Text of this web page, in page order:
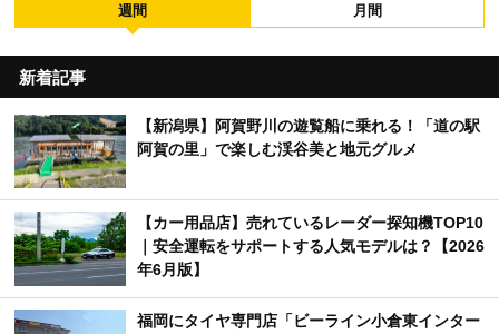
週間 月間
新着記事
【新潟県】阿賀野川の遊覧船に乗れる！「道の駅
阿賀の里」で楽しむ渓谷美と地元グルメ
【カー用品店】売れているレーダー探知機TOP10
｜安全運転をサポートする人気モデルは？【2026
年6月版】
福岡にタイヤ専門店「ビーライン小倉東インター